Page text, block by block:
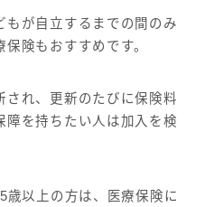
もが自立するまでの間のみ
険もおすすめです。
され、更新のたびに保険料
障を持ちたい人は加入を検
歳以上の方は、医療保険に